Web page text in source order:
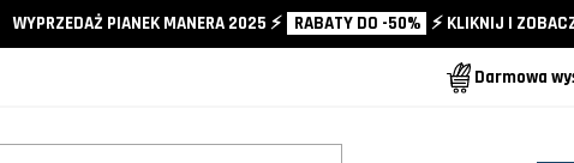
WYPRZEDAŻ PIANEK MANERA 2025 ⚡️ RABATY DO -50% ⚡️ KLIKNIJ I
Darmowa